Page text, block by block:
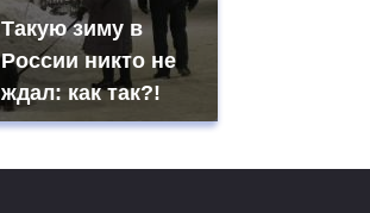
Такую зиму в
России никто не
ждал: как так?!